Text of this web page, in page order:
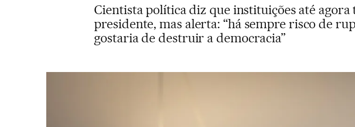
Cientista política diz que instituições até
presidente, mas alerta: “há sempre risco de
gostaria de destruir a democracia”